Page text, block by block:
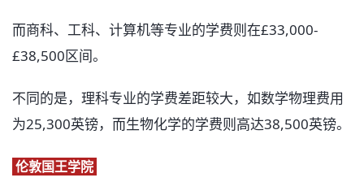
而商科、工科、计算机等专业的学费则在£33,000-
£38,500区间。
不同的是，理科专业的学费差距较大，如数学物理费用
为25,300英镑，而生物化学的学费则高达38,500英镑。
伦敦国王学院